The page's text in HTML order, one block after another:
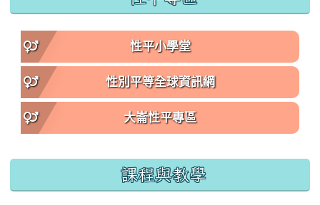
性平小學堂
性別平等全球資訊網
大崙性平專區
課程與教學